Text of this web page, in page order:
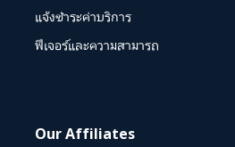
แจ้งชำระค่าบริการ
ฟีเจอร์และความสามารถ
Our Affiliates